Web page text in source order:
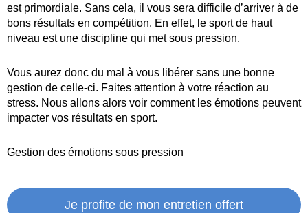
est primordiale. Sans cela, il vous sera difficile d’arriver à de
bons résultats en compétition. En effet, le sport de haut
niveau est une discipline qui met sous pression.
Vous aurez donc du mal à vous libérer sans une bonne
gestion de celle-ci. Faites attention à votre réaction au
stress. Nous allons alors voir comment les émotions peuvent
impacter vos résultats en sport.
Gestion des émotions sous pression
Je profite de mon entretien offert